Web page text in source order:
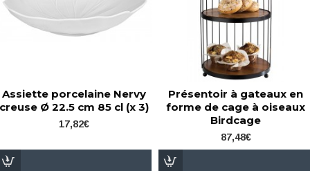
Assiette porcelaine Nervy
Ø 22.5 cm 85 cl (x 3)
17,82€
Présentoir à gateaux en
forme de cage à oiseaux
Birdcage
87,48€